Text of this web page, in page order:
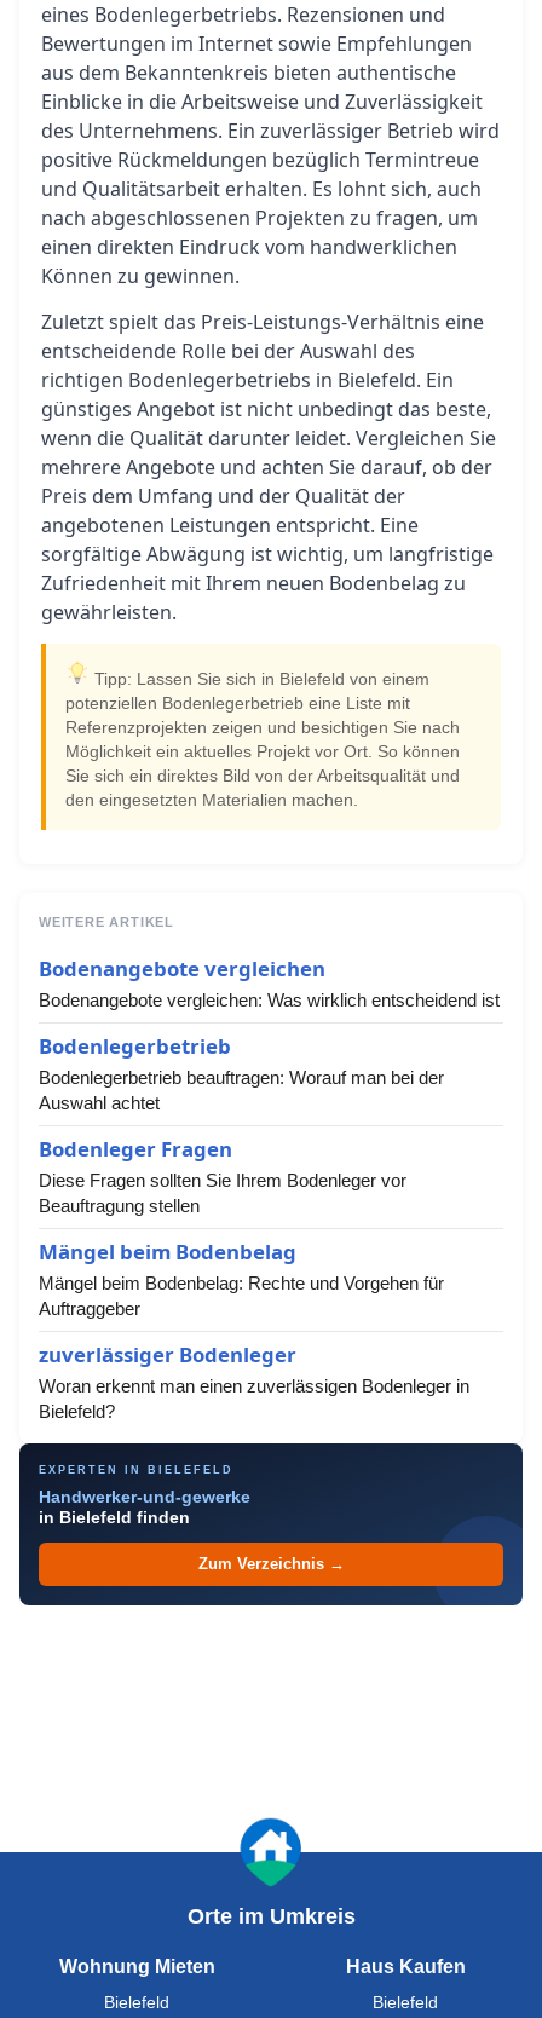
eines Bodenlegerbetriebs. Rezensionen und
Bewertungen im Internet sowie Empfehlungen
aus dem Bekanntenkreis bieten authentische
Einblicke in die Arbeitsweise und Zuverlässigkeit
des Unternehmens. Ein zuverlässiger Betrieb wird
positive Rückmeldungen bezüglich Termintreue
und Qualitätsarbeit erhalten. Es lohnt sich, auch
nach abgeschlossenen Projekten zu fragen, um
einen direkten Eindruck vom handwerklichen
Können zu gewinnen.
Zuletzt spielt das Preis-Leistungs-Verhältnis eine
entscheidende Rolle bei der Auswahl des
richtigen Bodenlegerbetriebs in Bielefeld. Ein
günstiges Angebot ist nicht unbedingt das beste,
wenn die Qualität darunter leidet. Vergleichen Sie
mehrere Angebote und achten Sie darauf, ob der
Preis dem Umfang und der Qualität der
angebotenen Leistungen entspricht. Eine
sorgfältige Abwägung ist wichtig, um langfristige
Zufriedenheit mit Ihrem neuen Bodenbelag zu
gewährleisten.
Tipp: Lassen Sie sich in Bielefeld von einem
potenziellen Bodenlegerbetrieb eine Liste mit
Referenzprojekten zeigen und besichtigen Sie nach
Möglichkeit ein aktuelles Projekt vor Ort. So können
Sie sich ein direktes Bild von der Arbeitsqualität und
den eingesetzten Materialien machen.
WEITERE ARTIKEL
Bodenangebote vergleichen
Bodenangebote vergleichen: Was wirklich entscheidend ist
Bodenlegerbetrieb
Bodenlegerbetrieb beauftragen: Worauf man bei der
Auswahl achtet
Bodenleger Fragen
Diese Fragen sollten Sie Ihrem Bodenleger vor
Beauftragung stellen
Mängel beim Bodenbelag
Mängel beim Bodenbelag: Rechte und Vorgehen für
Auftraggeber
zuverlässiger Bodenleger
Woran erkennt man einen zuverlässigen Bodenleger in
Bielefeld?
EXPERTEN IN BIELEFELD
Handwerker-und-gewerke
in Bielefeld finden
Zum Verzeichnis →
Orte im Umkreis
Wohnung Mieten
Bielefeld
Haus Kaufen
Bielefeld